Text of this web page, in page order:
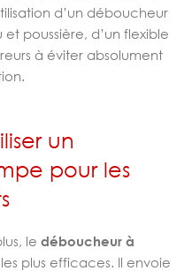
d’un déboucheur
poussière, d’un flexible
à éviter absolument
un
pour les
le déboucheur à
plus efficaces. Il envoie